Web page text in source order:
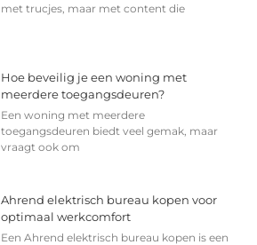
met trucjes, maar met content die
Hoe beveilig je een woning met
meerdere toegangsdeuren?
Een woning met meerdere
toegangsdeuren biedt veel gemak, maar
vraagt ook om
Ahrend elektrisch bureau kopen voor
optimaal werkcomfort
Een Ahrend elektrisch bureau kopen is een